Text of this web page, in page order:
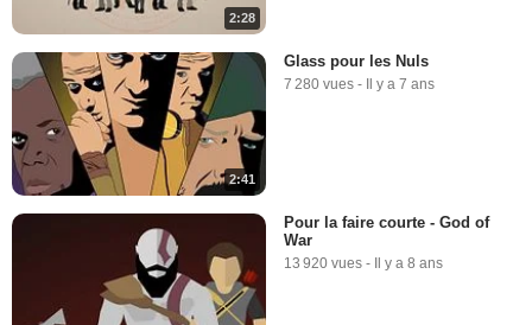
2:28
2:41
Glass pour les Nuls
7 280 vues - Il y a 7 ans
Pour la faire courte - God of
War
13 920 vues - Il y a 8 ans